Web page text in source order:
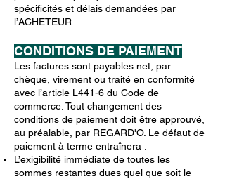
spécificités et délais demandées par
l’ACHETEUR.
CONDITIONS DE PAIEMENT
Les factures sont payables net, par
chèque, virement ou traité en conformité
avec l’article L441-6 du Code de
commerce. Tout changement des
conditions de paiement doit être approuvé,
au préalable, par REGARD'O. Le défaut de
paiement à terme entraînera :
L’exigibilité immédiate de toutes les
sommes restantes dues quel que soit le